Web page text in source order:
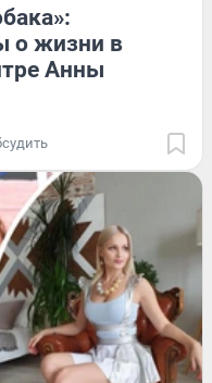
о жизни в
Анны